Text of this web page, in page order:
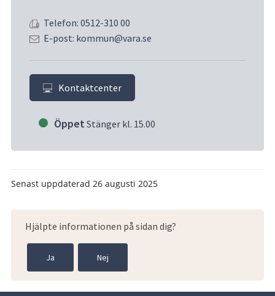
Telefon: 0512-310 00
E-post: kommun@vara.se
Kontaktcenter
Öppet Stänger kl. 15.00
Senast uppdaterad 26 augusti 2025
Hjälpte informationen på sidan dig?
Ja Nej